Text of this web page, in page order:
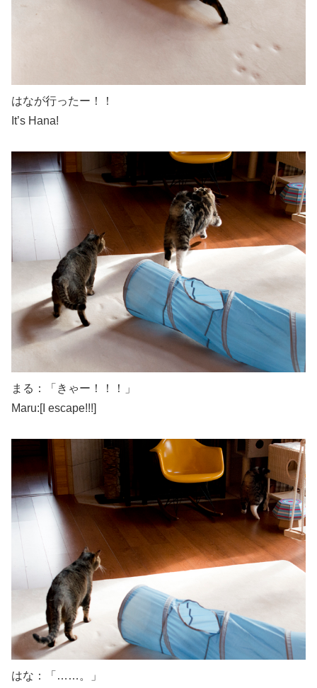
はなが行ったー！！
It’s Hana!
まる：「きゃー！！！」
Maru:[I escape!!!]
はな：「……。」